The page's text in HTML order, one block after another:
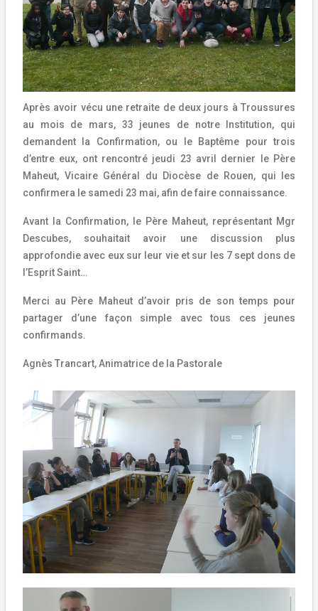
Après avoir vécu une retraite de deux jours à Troussures
au mois de mars, 33 jeunes de notre Institution, qui
demandent la Confirmation, ou le Baptême pour trois
d’entre eux, ont rencontré jeudi 23 avril dernier le Père
Maheut, Vicaire Général du Diocèse de Rouen, qui les
confirmera le samedi 23 mai, afin de faire connaissance.
Avant la Confirmation, le Père Maheut, représentant Mgr
Descubes, souhaitait avoir une discussion plus
approfondie avec eux sur leur vie et sur les 7 sept dons de
l’Esprit Saint…
Merci au Père Maheut d’avoir pris de son temps pour
partager d’une façon simple avec tous ces jeunes
confirmands.
Agnès Trancart, Animatrice de la Pastorale